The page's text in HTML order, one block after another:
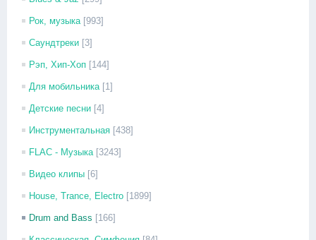
Рок, музыка [993]
Саундтреки [3]
Рэп, Хип-Хоп [144]
Для мобильника [1]
Детские песни [4]
Инструментальная [438]
FLAC - Музыка [3243]
Видео клипы [6]
House, Trance, Electro [1899]
Drum and Bass [166]